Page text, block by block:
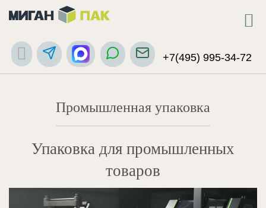
+7(495) 995-34-72
Промышленная упаковка
Упаковка для промышленных
товаров